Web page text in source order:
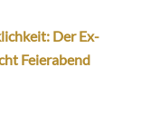
Der Ex-
Feierabend